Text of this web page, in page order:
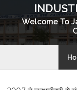
Welcome To